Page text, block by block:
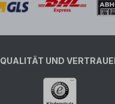
QUALITÄT UND